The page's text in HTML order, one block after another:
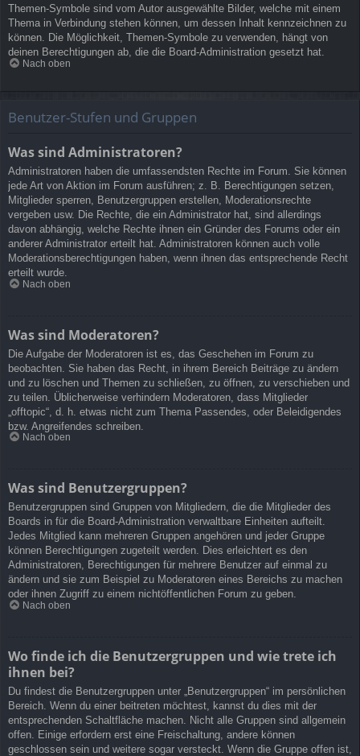
Themen-Symbole sind vom Autor ausgewählte Bilder, welche mit einem
Thema in Verbindung stehen können, um dessen Inhalt kennzeichnen zu
können. Die Möglichkeit, Themen-Symbole zu verwenden, hängt von
deinen Berechtigungen ab, die die Board-Administration gesetzt hat.
Nach oben
Benutzer-Stufen und Gruppen
Was sind Administratoren?
Administratoren haben die umfassendsten Rechte im Forum. Sie können
jede Art von Aktion im Forum ausführen; z. B. Berechtigungen setzen,
Mitglieder sperren, Benutzergruppen erstellen, Moderationsrechte
vergeben usw. Die Rechte, die ein Administrator hat, sind allerdings
davon abhängig, welche Rechte ihnen ein Gründer des Forums oder ein
anderer Administrator erteilt hat. Administratoren können auch volle
Moderationsberechtigungen haben, wenn ihnen das entsprechende Recht
erteilt wurde.
Nach oben
Was sind Moderatoren?
Die Aufgabe der Moderatoren ist es, das Geschehen im Forum zu
beobachten. Sie haben das Recht, in ihrem Bereich Beiträge zu ändern
und zu löschen und Themen zu schließen, zu öffnen, zu verschieben und
zu teilen. Üblicherweise verhindern Moderatoren, dass Mitglieder
„offtopic“, d. h. etwas nicht zum Thema Passendes, oder Beleidigendes
bzw. Angreifendes schreiben.
Nach oben
Was sind Benutzergruppen?
Benutzergruppen sind Gruppen von Mitgliedern, die die Mitglieder des
Boards in für die Board-Administration verwaltbare Einheiten aufteilt.
Jedes Mitglied kann mehreren Gruppen angehören und jeder Gruppe
können Berechtigungen zugeteilt werden. Dies erleichtert es den
Administratoren, Berechtigungen für mehrere Benutzer auf einmal zu
ändern und sie zum Beispiel zu Moderatoren eines Bereichs zu machen
oder ihnen Zugriff zu einem nichtöffentlichen Forum zu geben.
Nach oben
Wo finde ich die Benutzergruppen und wie trete ich
ihnen bei?
Du findest die Benutzergruppen unter „Benutzergruppen“ im persönlichen
Bereich. Wenn du einer beitreten möchtest, kannst du dies mit der
entsprechenden Schaltfläche machen. Nicht alle Gruppen sind allgemein
offen. Einige erfordern erst eine Freischaltung, andere können
geschlossen sein und weitere sogar versteckt. Wenn die Gruppe offen ist,